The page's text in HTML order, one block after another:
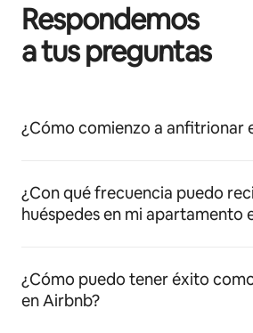
Respondemos
a tus preguntas
¿Cómo comienzo a anfitrionar
¿Con qué frecuencia puedo
huéspedes en mi apartamento
¿Cómo puedo tener éxito
en Airbnb?